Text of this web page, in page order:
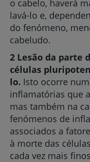
o cabelo, haverá
lavá-lo e,
do fenómeno,
cabeludo.
2 Lesão da parte
células
lo. Isto ocorre
inflamatórias que
mas também na
fenómenos de
associados a
à morte das
cada vez mais